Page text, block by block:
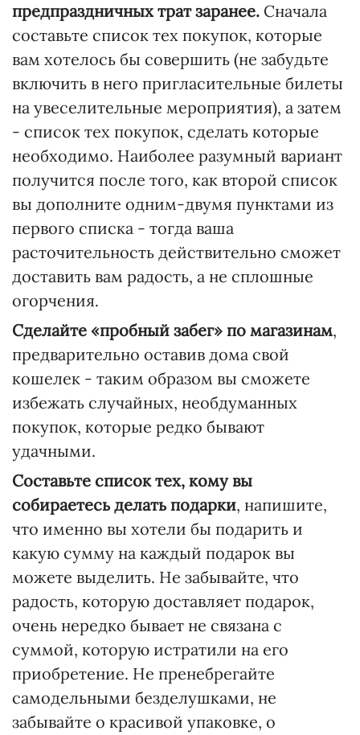
предпраздничных трат заранее. Сначала
составьте список тех покупок, которые
вам хотелось бы совершить (не забудьте
включить в него пригласительные билеты
на увеселительные мероприятия), а затем
- список тех покупок, сделать которые
необходимо. Наиболее разумный вариант
получится после того, как второй список
вы дополните одним-двумя пунктами из
первого списка - тогда ваша
расточительность действительно сможет
доставить вам радость, а не сплошные
огорчения.
Сделайте «пробный забег» по магазинам,
предварительно оставив дома свой
кошелек - таким образом вы сможете
избежать случайных, необдуманных
покупок, которые редко бывают
удачными.
Составьте список тех, кому вы
собираетесь делать подарки, напишите,
что именно вы хотели бы подарить и
какую сумму на каждый подарок вы
можете выделить. Не забывайте, что
радость, которую доставляет подарок,
очень нередко бывает не связана с
суммой, которую истратили на его
приобретение. Не пренебрегайте
самодельными безделушками, не
забывайте о красивой упаковке, о